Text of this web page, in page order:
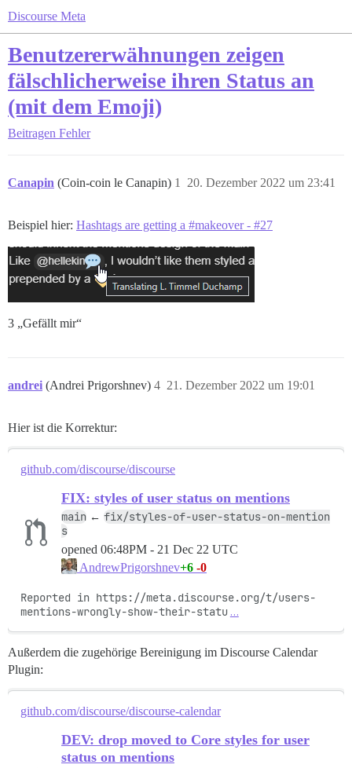
Discourse Meta
Benutzererwähnungen zeigen
fälschlicherweise ihren Status an
(mit dem Emoji)
Beitragen Fehler
Canapin (Coin-coin le Canapin) 20. Dezember 2022 um 23:41
1
Beispiel hier: Hashtags are getting a #makeover - #27
3 „Gefällt mir“
andrei (Andrei Prigorshnev) 21. Dezember 2022 um 19:01
4
Hier ist die Korrektur:
github.com/discourse/discourse
FIX: styles of user status on mentions
main ← fix/styles-of-user-status-on-mention
s
opened 06:48PM - 21 Dec 22 UTC
AndrewPrigorshnev+6 -0
Reported in https://meta.discourse.org/t/users-
mentions-wrongly-show-their-statu …
Außerdem die zugehörige Bereinigung im Discourse Calendar
Plugin:
github.com/discourse/discourse-calendar
DEV: drop moved to Core styles for user
status on mentions